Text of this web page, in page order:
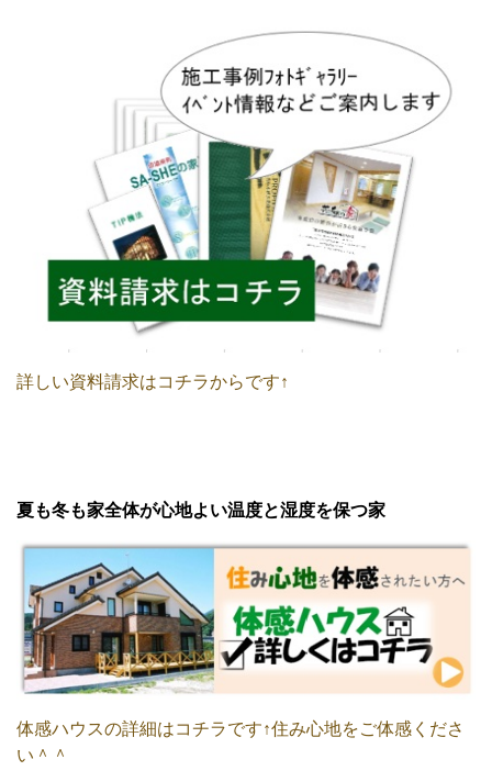
詳しい資料請求はコチラからです↑
夏も冬も家全体が心地よい温度と湿度を保つ家
体感ハウスの詳細はコチラです↑住み心地をご体感くださ
い＾＾